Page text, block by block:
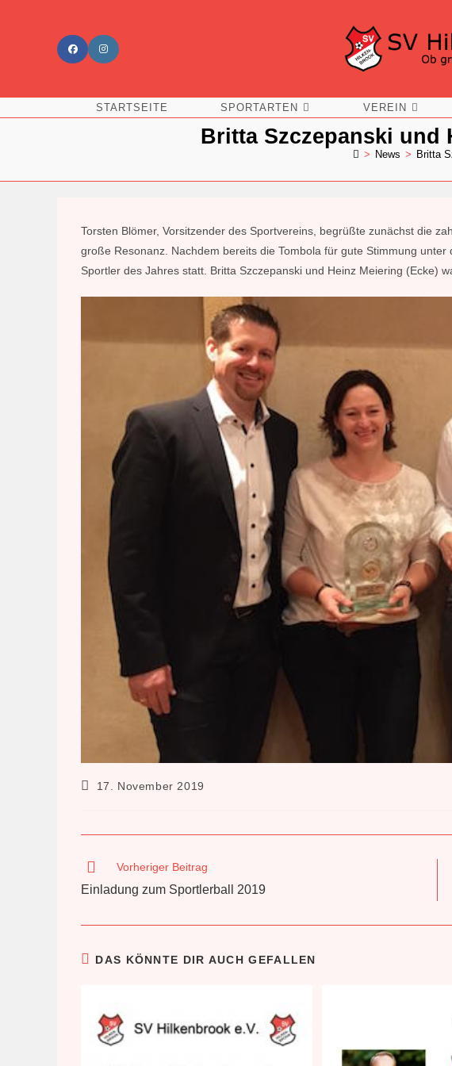
STARTSEITE SPORTARTEN VEREIN
Britta Szczepanski und
> News > Britta
Torsten Blömer, Vorsitzender des Sportvereins, begrüßte zunächst die
große Resonanz. Nachdem bereits die Tombola für gute Stimmung
Sportler des Jahres statt. Britta Szczepanski und Heinz Meiering (Ecke)
Beitrag
17. November 2019
Weitere
ansehen
Vorheriger Beitrag
Einladung zum Sportlerball 2019
DAS KÖNNTE DIR AUCH GEFALLEN